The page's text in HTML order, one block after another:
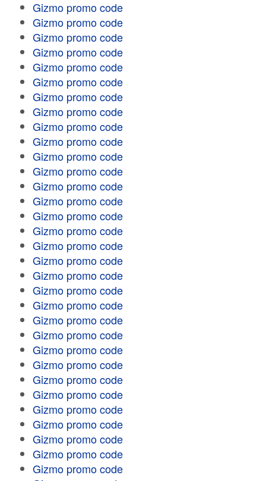
Gizmo promo code
Gizmo promo code
Gizmo promo code
Gizmo promo code
Gizmo promo code
Gizmo promo code
Gizmo promo code
Gizmo promo code
Gizmo promo code
Gizmo promo code
Gizmo promo code
Gizmo promo code
Gizmo promo code
Gizmo promo code
Gizmo promo code
Gizmo promo code
Gizmo promo code
Gizmo promo code
Gizmo promo code
Gizmo promo code
Gizmo promo code
Gizmo promo code
Gizmo promo code
Gizmo promo code
Gizmo promo code
Gizmo promo code
Gizmo promo code
Gizmo promo code
Gizmo promo code
Gizmo promo code
Gizmo promo code
Gizmo promo code